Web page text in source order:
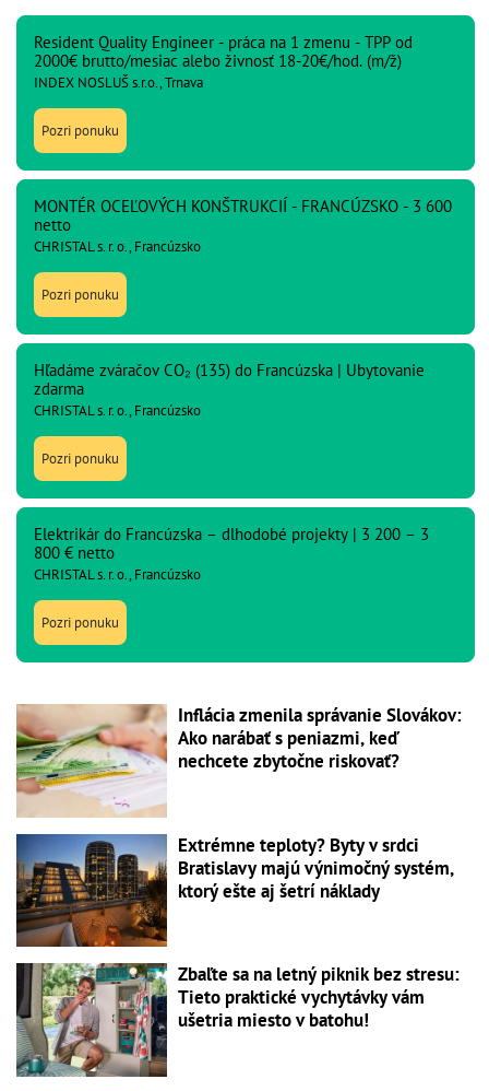
Resident Quality Engineer - práca na 1 zmenu - TPP od
2000€ brutto/mesiac alebo živnosť 18-20€/hod. (m/ž)
INDEX NOSLUŠ s.r.o., Trnava
Pozri ponuku
MONTÉR OCEĽOVÝCH KONŠTRUKCIÍ - FRANCÚZSKO - 3 600
netto
CHRISTAL s. r. o., Francúzsko
Pozri ponuku
Hľadáme zváračov CO₂ (135) do Francúzska | Ubytovanie
zdarma
CHRISTAL s. r. o., Francúzsko
Pozri ponuku
Elektrikár do Francúzska – dlhodobé projekty | 3 200 – 3
800 € netto
CHRISTAL s. r. o., Francúzsko
Pozri ponuku
Inflácia zmenila správanie Slovákov:
Ako narábať s peniazmi, keď
nechcete zbytočne riskovať?
Extrémne teploty? Byty v srdci
Bratislavy majú výnimočný systém,
ktorý ešte aj šetrí náklady
Zbaľte sa na letný piknik bez stresu:
Tieto praktické vychytávky vám
ušetria miesto v batohu!